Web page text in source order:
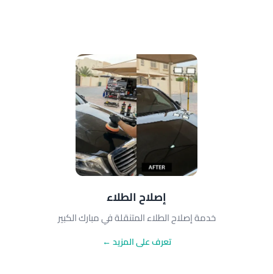
إصلاح الطلاء
خدمة إصلاح الطلاء المتنقلة في مبارك الكبير
تعرف على المزيد ←